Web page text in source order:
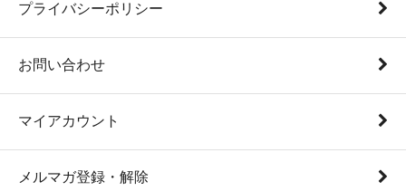
プライバシーポリシー
お問い合わせ
マイアカウント
メルマガ登録・解除